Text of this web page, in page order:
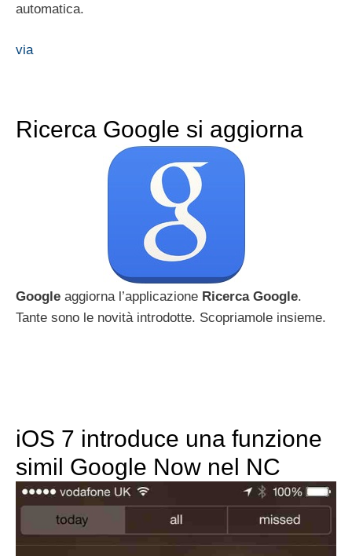
automatica.
via
Ricerca Google si aggiorna
Google aggiorna l’applicazione Ricerca Google.
Tante sono le novità introdotte. Scopriamole insieme.
iOS 7 introduce una funzione
simil Google Now nel NC